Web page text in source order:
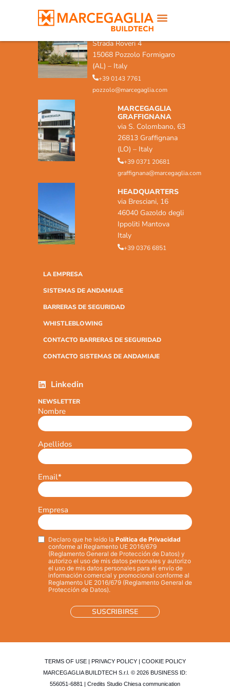
MARCEGAGLIA POZZOLO
FORMIGARO
Strada Roveri 4
15068 Pozzolo Formigaro
(AL) – Italy
+39 0143 7761
pozzolo@marcegaglia.com
MARCEGAGLIA
GRAFFIGNANA
via S. Colombano, 63
26813 Graffignana
(LO) – Italy
+39 0371 20681
graffignana@marcegaglia.com
HEADQUARTERS
via Bresciani, 16
46040 Gazoldo degli
Ippoliti Mantova
Italy
+39 0376 6851
LA EMPRESA
SISTEMAS DE ANDAMIAJE
BARRERAS DE SEGURIDAD
WHISTLEBLOWING
CONTACTO BARRERAS DE SEGURIDAD
CONTACTO SISTEMAS DE ANDAMIAJE
Linkedin
NEWSLETTER
Nombre
Apellidos
Email*
Empresa
Privacy*
Declaro que he leído la Política de Privacidad
conforme al Reglamento UE 2016/679
(Reglamento General de Protección de Datos) y
autorizo el uso de mis datos personales y autorizo
el uso de mis datos personales para el envío de
información comercial y promocional conforme al
Reglamento UE 2016/679 (Reglamento General de
Protección de Datos).
TERMS OF USE| PRIVACY POLICY| COOKIE POLICY
MARCEGAGLIA BUILDTECH S.r.l. © 2026 BUSINESS ID:
556051-6881 | Credits Studio Chiesa communication